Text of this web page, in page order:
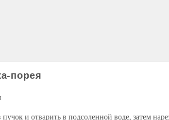
порея
пучок и отварить в подсоленной воде, затем